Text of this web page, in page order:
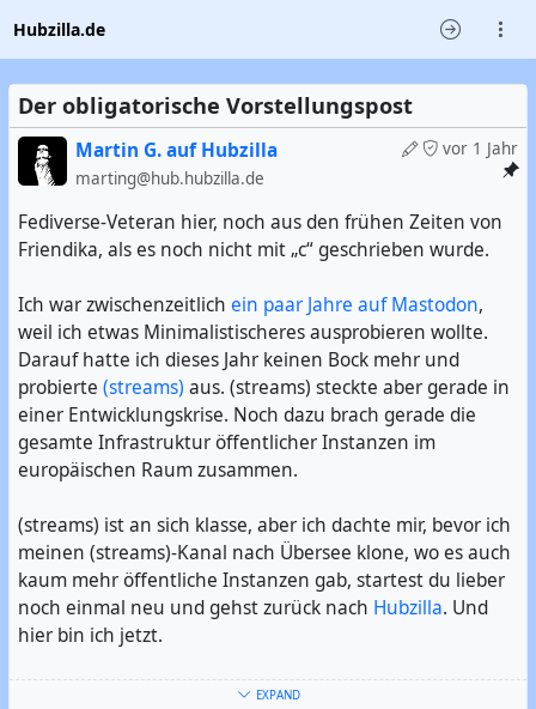
Hubzilla.de
Der obligatorische Vorstellungspost
vor 1 Jahr
Martin G. auf Hubzilla
marting@hub.hubzilla.de
Fediverse-Veteran hier, noch aus den frühen Zeiten von
Friendika, als es noch nicht mit „c“ geschrieben wurde.
Ich war zwischenzeitlich ein paar Jahre auf Mastodon,
weil ich etwas Minimalistischeres ausprobieren wollte.
Darauf hatte ich dieses Jahr keinen Bock mehr und
probierte (streams) aus. (streams) steckte aber gerade in
einer Entwicklungskrise. Noch dazu brach gerade die
gesamte Infrastruktur öffentlicher Instanzen im
europäischen Raum zusammen.
(streams) ist an sich klasse, aber ich dachte mir, bevor ich
meinen (streams)-Kanal nach Übersee klone, wo es auch
kaum mehr öffentliche Instanzen gab, startest du lieber
noch einmal neu und gehst zurück nach Hubzilla. Und
hier bin ich jetzt.
Ich bin Exilfehmaraner, der jetzt im Süden Hamburgs
EXPAND